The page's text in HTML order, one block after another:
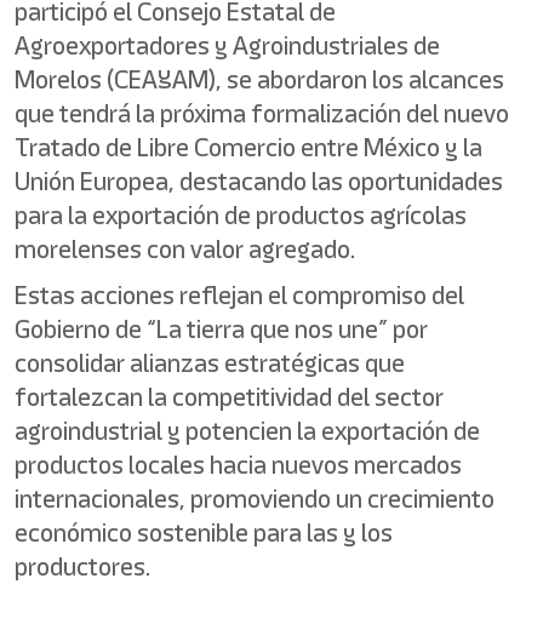
participó el Consejo Estatal de
Agroexportadores y Agroindustriales de
Morelos (CEAYAM), se abordaron los alcances
que tendrá la próxima formalización del nuevo
Tratado de Libre Comercio entre México y la
Unión Europea, destacando las oportunidades
para la exportación de productos agrícolas
morelenses con valor agregado.
Estas acciones reflejan el compromiso del
Gobierno de “La tierra que nos une” por
consolidar alianzas estratégicas que
fortalezcan la competitividad del sector
agroindustrial y potencien la exportación de
productos locales hacia nuevos mercados
internacionales, promoviendo un crecimiento
económico sostenible para las y los
productores.